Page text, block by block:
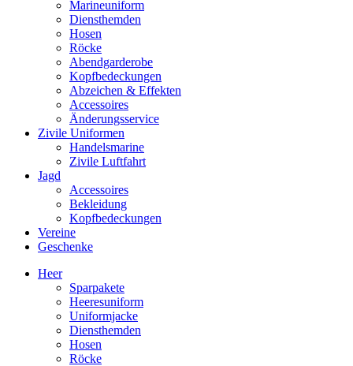
Marineuniform
Diensthemden
Hosen
Röcke
Abendgarderobe
Kopfbedeckungen
Abzeichen & Effekten
Accessoires
Änderungsservice
Zivile Uniformen
Handelsmarine
Zivile Luftfahrt
Jagd
Accessoires
Bekleidung
Kopfbedeckungen
Vereine
Geschenke
Heer
Sparpakete
Heeresuniform
Uniformjacke
Diensthemden
Hosen
Röcke